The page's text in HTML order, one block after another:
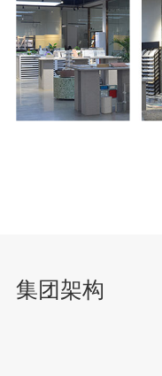
集团架构